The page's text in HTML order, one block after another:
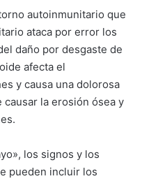
autoinmunitario que
ataca por error los
daño por desgaste de
afecta el
y causa una dolorosa
la erosión ósea y
los signos y los
pueden incluir los